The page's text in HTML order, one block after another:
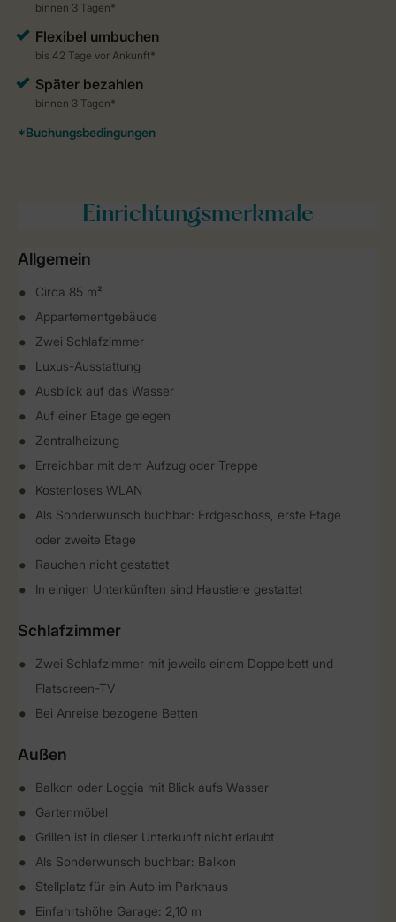
Einrichtungsmerkmale
Allgemein
Circa 85 m²
Appartementgebäude
Zwei Schlafzimmer
Luxus-Ausstattung
Ausblick auf das Wasser
Auf einer Etage gelegen
Zentralheizung
Erreichbar mit dem Aufzug oder Treppe
Kostenloses WLAN
Als Sonderwunsch buchbar: Erdgeschoss, erste Etage
oder zweite Etage
Rauchen nicht gestattet
In einigen Unterkünften sind Haustiere gestattet
Schlafzimmer
Zwei Schlafzimmer mit jeweils einem Doppelbett und
Flatscreen-TV
Bei Anreise bezogene Betten
Außen
Balkon oder Loggia mit Blick aufs Wasser
Gartenmöbel
Grillen ist in dieser Unterkunft nicht erlaubt
Als Sonderwunsch buchbar: Balkon
Stellplatz für ein Auto im Parkhaus
Einfahrtshöhe Garage: 2,10 m